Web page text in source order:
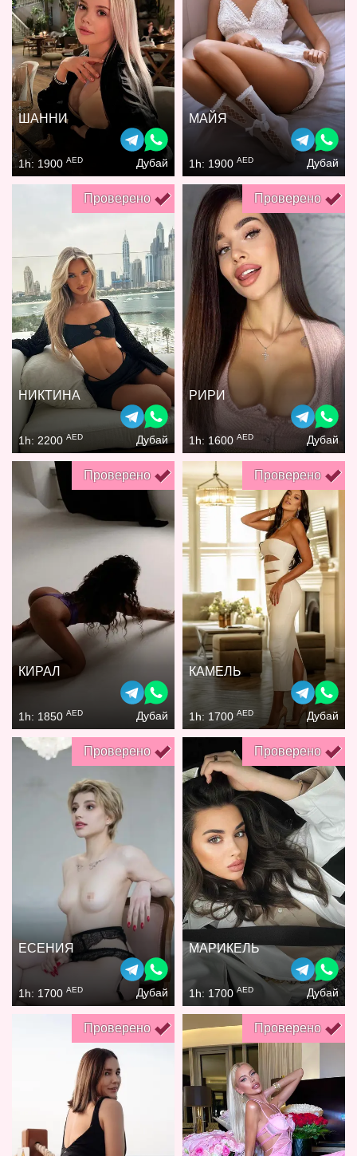
ШАННИ
1h: 1900 AED Дубай
МАЙЯ
1h: 1900 AED Дубай
Проверено
НИКТИНА
1h: 2200 AED Дубай
Проверено
РИРИ
1h: 1600 AED Дубай
Проверено
КИРАЛ
1h: 1850 AED Дубай
Проверено
КАМЕЛЬ
1h: 1700 AED Дубай
Проверено
ЕСЕНИЯ
1h: 1700 AED Дубай
Проверено
МАРИКЕЛЬ
1h: 1700AED Дубай
Проверено Проверено